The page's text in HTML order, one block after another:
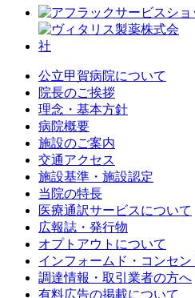
公立甲賀病院について
院長のご挨拶
理念・基本方針
病院概要
施設のご案内
交通アクセス
施設基準・施設認定
当院の特長
医療通訳サービスについて
広報誌・発行物
オプトアウトについて
インフォームド・コンセン
調達情報・取引業者の方へ
有料広告の掲載について